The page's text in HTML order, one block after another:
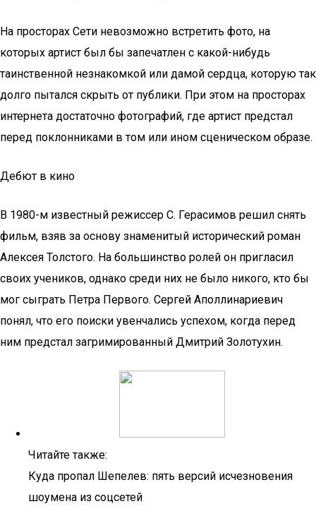
На просторах Сети невозможно встретить фото, на
которых артист был бы запечатлен с какой-нибудь
таинственной незнакомкой или дамой сердца, которую так
долго пытался скрыть от публики. При этом на просторах
интернета достаточно фотографий, где артист предстал
перед поклонниками в том или ином сценическом образе.
Дебют в кино
В 1980-м известный режиссер С. Герасимов решил снять
фильм, взяв за основу знаменитый исторический роман
Алексея Толстого. На большинство ролей он пригласил
своих учеников, однако среди них не было никого, кто бы
мог сыграть Петра Первого. Сергей Аполлинариевич
понял, что его поиски увенчались успехом, когда перед
ним предстал загримированный Дмитрий Золотухин.
Читайте также:
Куда пропал Шепелев: пять версий исчезновения
шоумена из соцсетей